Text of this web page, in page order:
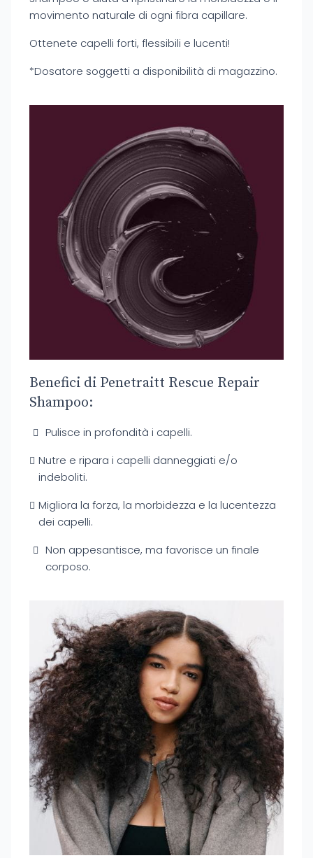
movimento naturale di ogni fibra capillare.
Ottenete capelli forti, flessibili e lucenti!
*Dosatore soggetti a disponibilità di magazzino.
Benefici di Penetraitt Rescue Repair
Shampoo:
Pulisce in profondità i capelli.
Nutre e ripara i capelli danneggiati e/o
indeboliti.
Migliora la forza, la morbidezza e la lucentezza
dei capelli.
Non appesantisce, ma favorisce un finale
corposo.